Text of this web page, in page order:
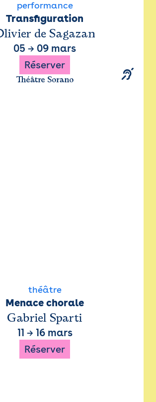
performance
Transfiguration
de Sagazan
05 → 09 mars
Réserver
Théâtre Sorano
théâtre
Menace chorale
Gabriel Sparti
11 → 16 mars
Réserver